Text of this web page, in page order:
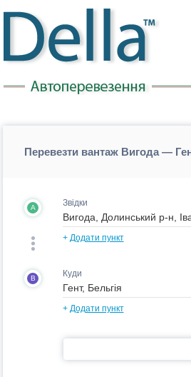
Перевезти вантаж Вигода —
A Звідки
+ Додати пункт
B Куди
+ Додати пункт